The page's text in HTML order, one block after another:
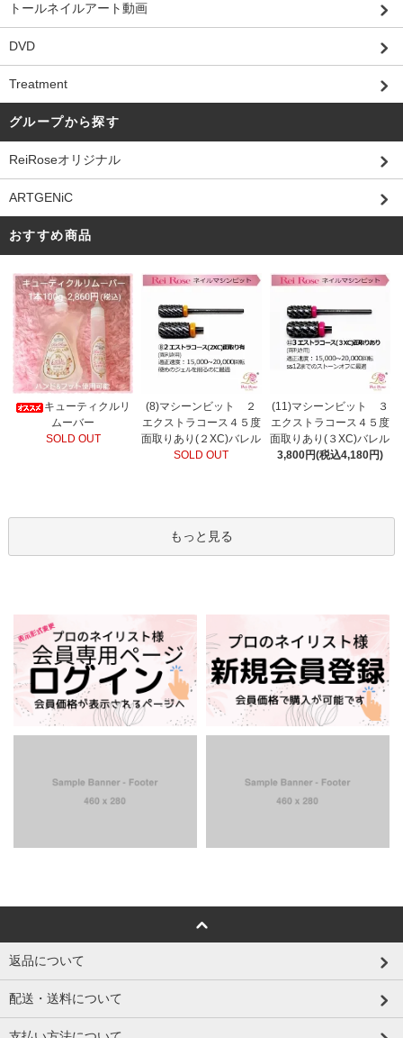
トールネイルアート動画
DVD
Treatment
グループから探す
ReiRoseオリジナル
ARTGENiC
おすすめ商品
キューティクルリ
ムーバー
SOLD OUT
(8)マシーンビット ２
エクストラコース４５度
面取りあり(２XC)バレル
SOLD OUT
(11)マシーンビット ３
エクストラコース４５度
面取りあり(３XC)バレル
3,800円(税込4,180円)
もっと見る
返品について
配送・送料について